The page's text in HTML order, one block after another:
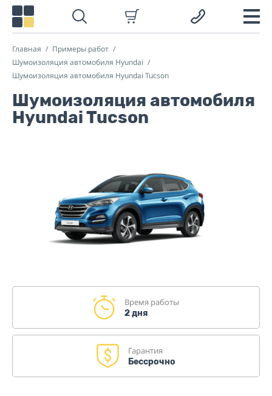
Главная
Примеры работ
Шумоизоляция автомобиля Hyundai
Шумоизоляция автомобиля Hyundai Tucson
Шумоизоляция автомобиля
Hyundai Tucson
Время работы
2 дня
Гарантия
Бессрочно